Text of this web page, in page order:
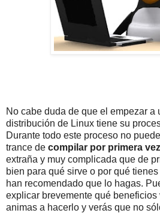
No cabe duda de que el empezar a
distribución de Linux tiene su
Durante todo este proceso no
trance de compilar por primera
extraña y muy complicada que de
bien para qué sirve o por qué tienes
han recomendado que lo hagas.
explicar brevemente qué beneficios
animas a hacerlo y verás que no